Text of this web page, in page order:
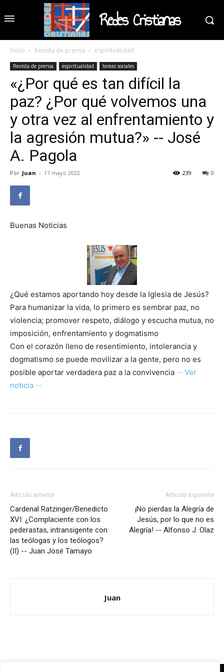
Redes Cristianas
Inicio Revista de prensa espiritualidad
Revista de prensa espiritualidad temas sociales
«¿Por qué es tan difícil la
paz? ¿Por qué volvemos una
y otra vez al enfrentamiento y
la agresión mutua?» -- José
A. Pagola
Por Juan - 17 mayo 2022 0
239
Buenas Noticias
¿Qué estamos aportando hoy desde la Iglesia de Jesús?
Para humanizar la vida, lo primero es sembrar paz, no
violencia; promover respeto, diálogo y escucha mutua, no
imposición, enfrentamiento y dogmatismo
Con el corazón lleno de resentimiento, intolerancia y
dogmatismo se puede movilizar a la gente, pero no es
posible aportar verdadera paz a la convivencia ··· Ver
noticia ···
Artículo anterior
Cardenal Ratzinger/Benedicto
XVI: ¿Complaciente con los
pederastas, intransigente con
las teólogas y los teólogos?
(II) -- Juan José Tamayo
Artículo siguiente
¡No pierdas la Alegría de
Jesús, por lo que no es
Alegría! -- Alfonso J. Olaz
Juan